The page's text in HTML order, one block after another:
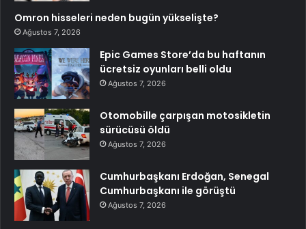
Omron hisseleri neden bugün yükselişte?
Ağustos 7, 2026
Epic Games Store’da bu haftanın
ücretsiz oyunları belli oldu
Ağustos 7, 2026
Otomobille çarpışan motosikletin
sürücüsü öldü
Ağustos 7, 2026
Cumhurbaşkanı Erdoğan, Senegal
Cumhurbaşkanı ile görüştü
Ağustos 7, 2026